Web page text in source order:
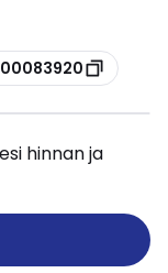
hinnan ja